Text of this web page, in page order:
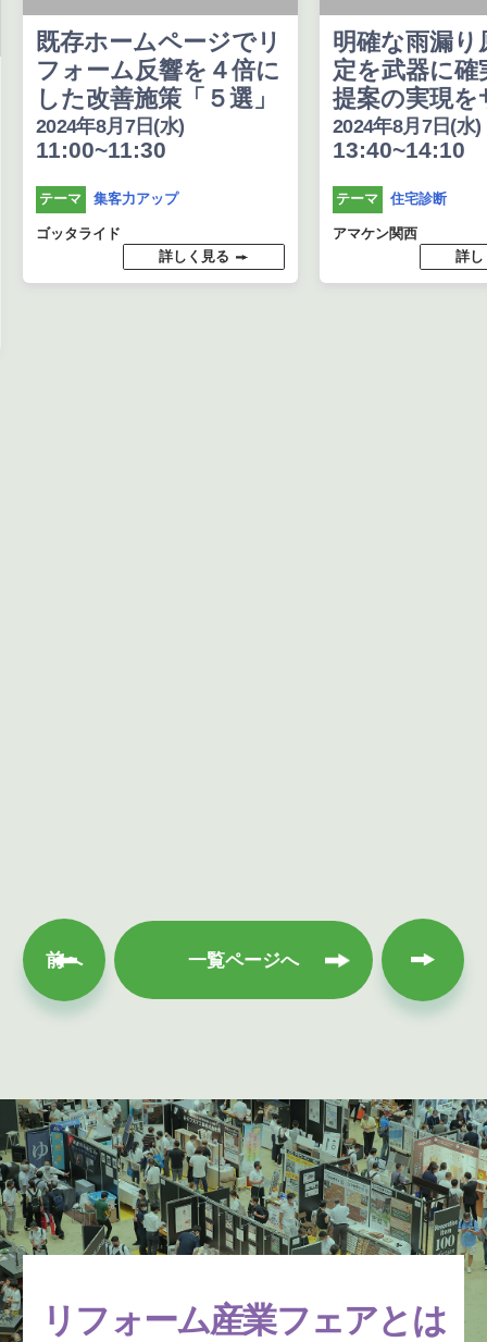
既存ホームページでリ
フォーム反響を４倍に
した改善施策「５選」
2024年8月7日(水)
11:00~11:30
テーマ 集客力アップ
ゴッタライド
詳しく見る
明確な雨漏り
定を武器に確
提案の実現を
2024年8月7日(水)
13:40~14:10
テーマ 住宅診断
アマケン関西
詳
前へ 一覧ページへ
次へ
リフォーム産業フェアとは